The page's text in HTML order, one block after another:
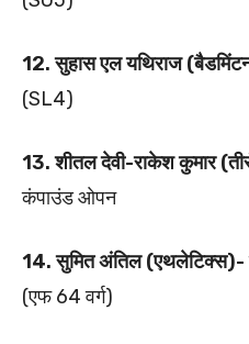
12. सुहास एल यथिराज
(SL4)
13. शीतल देवी-राकेश कुमार
कंपाउंड ओपन
14. सुमित अंतिल (एथलेटिक्स)-
(एफ 64 वर्ग)